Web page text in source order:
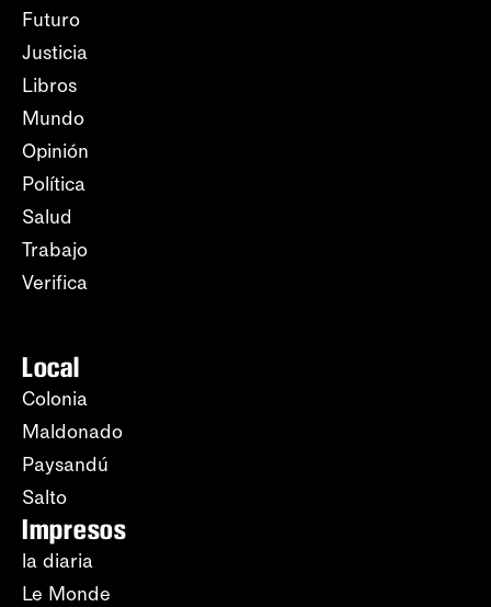
Futuro
Justicia
Libros
Mundo
Opinión
Política
Salud
Trabajo
Verifica
Local
Colonia
Maldonado
Paysandú
Salto
Impresos
la diaria
Le Monde